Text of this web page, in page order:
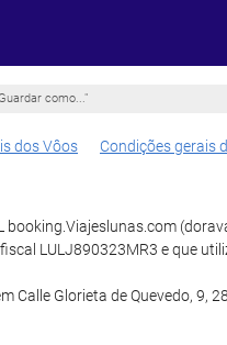
como..."
dos Vôos Condições gerais
LULJ890323MR3 e que
Calle Glorieta de Quevedo,